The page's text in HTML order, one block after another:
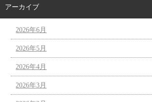
アーカイブ
2026年6月
2026年5月
2026年4月
2026年3月